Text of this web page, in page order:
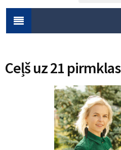
Ceļš uz 21